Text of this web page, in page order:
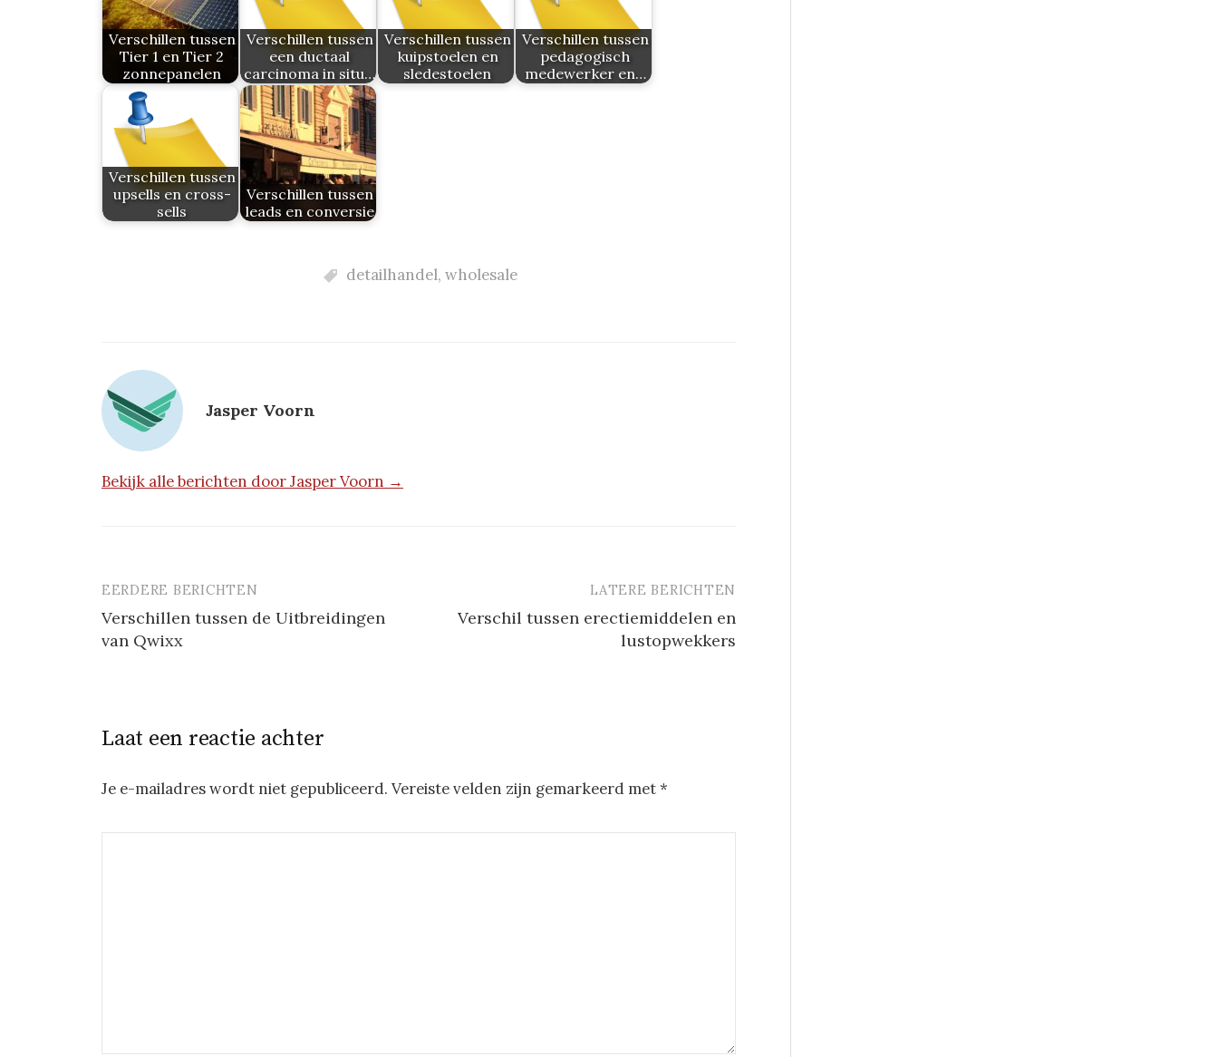
Verschillen tussen
Tier 1 en Tier 2
zonnepanelen
Verschillen tussen
een ductaal
carcinoma in situ…
Verschillen tussen
kuipstoelen en
sledestoelen
Verschillen tussen
pedagogisch
medewerker en…
Verschillen tussen
upsells en cross-
sells
Verschillen tussen
leads en conversie
detailhandel, wholesale
Jasper Voorn
Bekijk alle berichten door Jasper Voorn →
Berichtnavigatie
EERDERE BERICHTEN
Verschillen tussen de Uitbreidingen
van Qwixx
LATERE BERICHTEN
Verschil tussen erectiemiddelen en
lustopwekkers
Laat een reactie achter
Je e-mailadres wordt niet gepubliceerd. Vereiste velden zijn gemarkeerd met*